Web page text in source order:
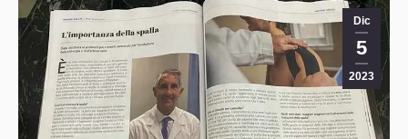
Dic
5
2023